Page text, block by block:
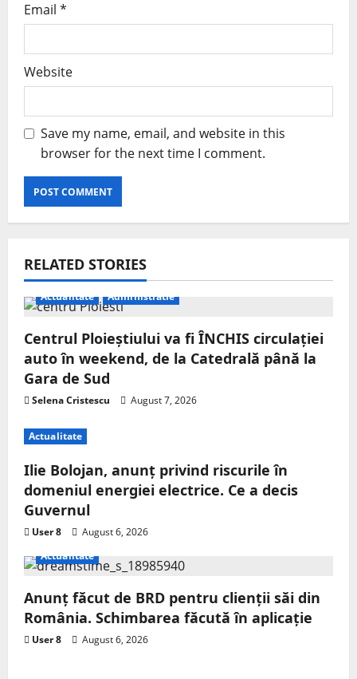
Email *
Website
Save my name, email, and website in this
browser for the next time I comment.
RELATED STORIES
Actualitate Administratie
Centrul Ploieștiului va fi ÎNCHIS circulației
auto în weekend, de la Catedrală până la
Gara de Sud
Selena Cristescu August 7, 2026
Actualitate
Ilie Bolojan, anunț privind riscurile în
domeniul energiei electrice. Ce a decis
Guvernul
User 8
August 6, 2026
Actualitate
Anunț făcut de BRD pentru clienții săi din
România. Schimbarea făcută în aplicație
User 8 August 6, 2026